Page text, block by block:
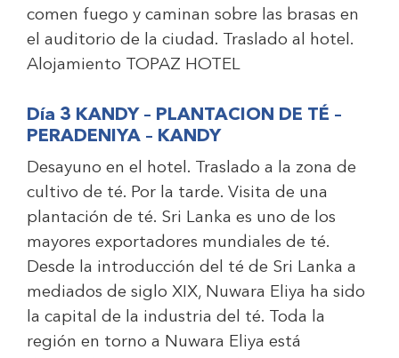
comen fuego y caminan sobre las brasas en
el auditorio de la ciudad. Traslado al hotel.
Alojamiento TOPAZ HOTEL
Día 3 KANDY – PLANTACION DE TÉ –
PERADENIYA – KANDY
Desayuno en el hotel. Traslado a la zona de
cultivo de té. Por la tarde. Visita de una
plantación de té. Sri Lanka es uno de los
mayores exportadores mundiales de té.
Desde la introducción del té de Sri Lanka a
mediados de siglo XIX, Nuwara Eliya ha sido
la capital de la industria del té. Toda la
región en torno a Nuwara Eliya está